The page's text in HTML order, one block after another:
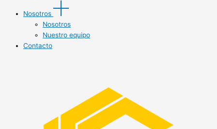
Nosotros
Nosotros
Nuestro equipo
Contacto